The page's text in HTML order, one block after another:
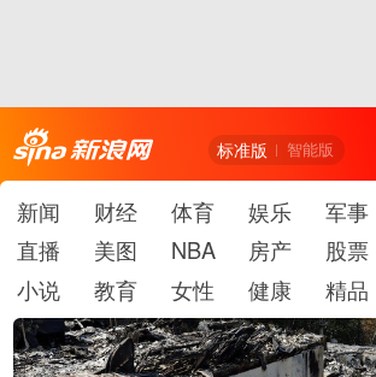
标准版 智能版
新闻 财经 体育 娱乐 军事
直播
美图 NBA 房产 股票
小说
教育 女性 健康 精品